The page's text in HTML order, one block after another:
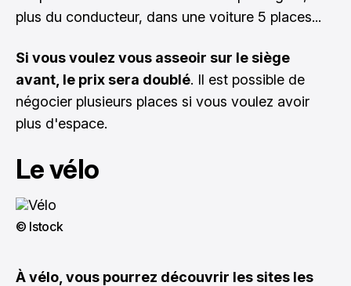
plus du conducteur, dans une voiture 5 places...
Si vous voulez vous asseoir sur le siège
avant, le prix sera doublé. Il est possible de
négocier plusieurs places si vous voulez avoir
plus d'espace.
Le vélo
© Istock
À vélo, vous pourrez découvrir les sites les